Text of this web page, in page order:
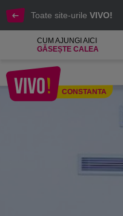
Toate site-urile VIVO!
CUM AJUNGI AICI
GĂSEȘTE CALEA
CONSTANTA
New Yorker, haine trendy la